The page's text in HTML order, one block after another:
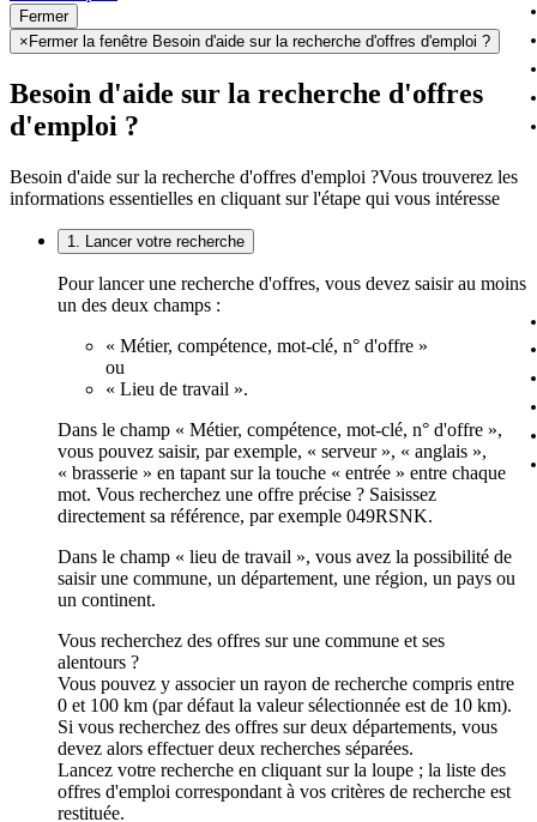
Fermer
× Fermer la fenêtre Besoin d'aide sur la recherche d'offres d'emploi ?
Besoin d'aide sur la recherche d'offres
d'emploi ?
Besoin d'aide sur la recherche d'offres d'emploi ?Vous trouverez les
informations essentielles en cliquant sur l'étape qui vous intéresse
1. Lancer votre recherche
Pour lancer une recherche d'offres, vous devez saisir au moins
un des deux champs :
« Métier, compétence, mot-clé, n° d'offre »
ou
« Lieu de travail ».
Dans le champ « Métier, compétence, mot-clé, n° d'offre »,
vous pouvez saisir, par exemple, « serveur », « anglais »,
« brasserie » en tapant sur la touche « entrée » entre chaque
mot. Vous recherchez une offre précise ? Saisissez
directement sa référence, par exemple 049RSNK.
Dans le champ « lieu de travail », vous avez la possibilité de
saisir une commune, un département, une région, un pays ou
un continent.
Vous recherchez des offres sur une commune et ses
alentours ?
Vous pouvez y associer un rayon de recherche compris entre
0 et 100 km (par défaut la valeur sélectionnée est de 10 km).
Si vous recherchez des offres sur deux départements, vous
devez alors effectuer deux recherches séparées.
Lancez votre recherche en cliquant sur la loupe ; la liste des
offres d'emploi correspondant à vos critères de recherche est
restituée.